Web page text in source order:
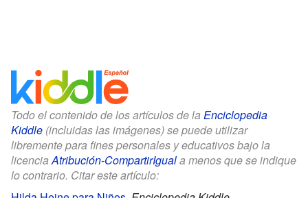
Todo el contenido de los artículos de la Enciclopedia
Kiddle (incluidas las imágenes) se puede utilizar
libremente para fines personales y educativos bajo la
licenciaAtribución-CompartirIguala menos que se indique
lo contrario. Citar este artículo: